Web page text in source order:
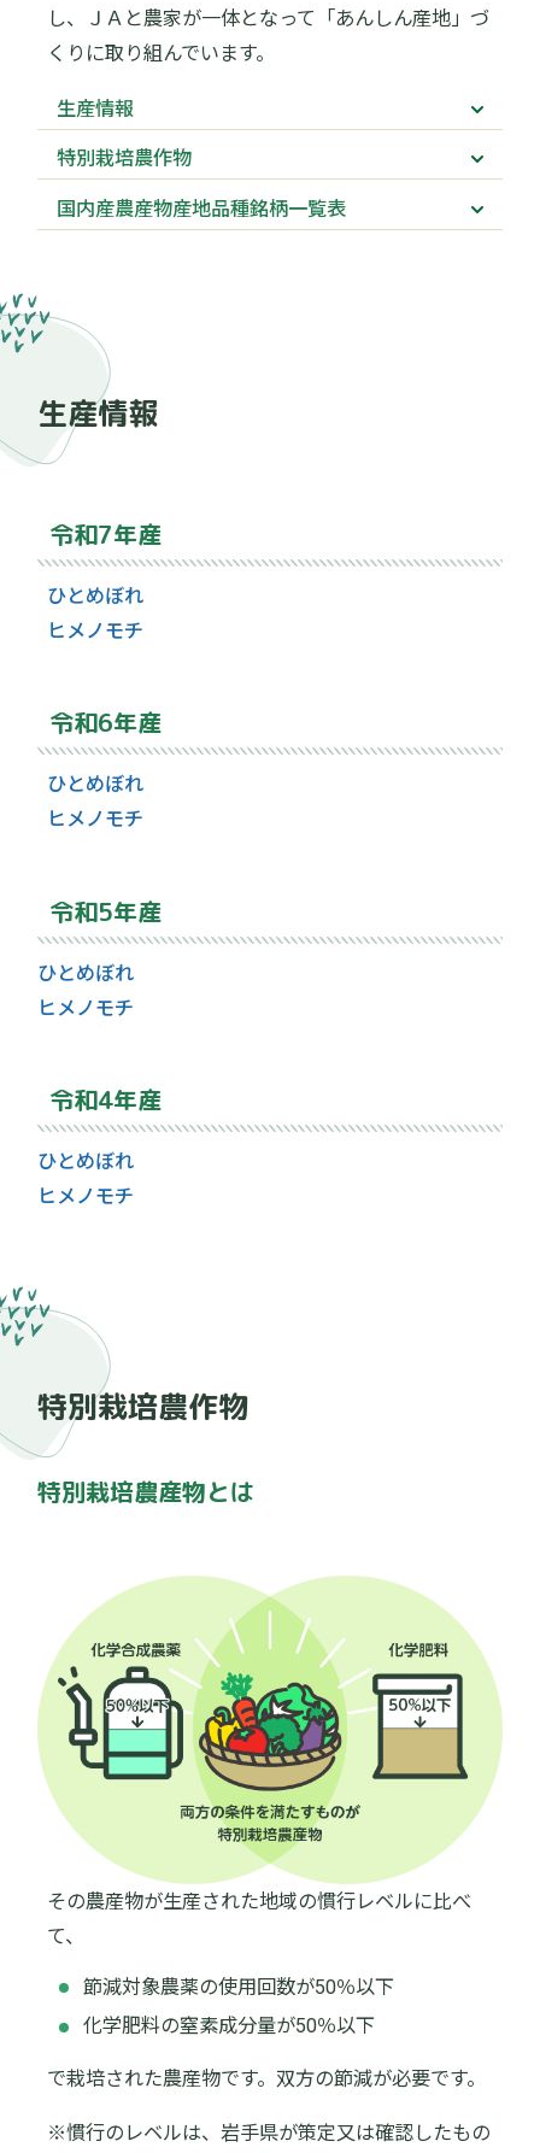
し、ＪＡと農家が一体となって「あんしん産地」づ
くりに取り組んでいます。
生産情報
特別栽培農作物
国内産農産物産地品種銘柄一覧表
生産情報
令和7年産
ひとめぼれ
ヒメノモチ
令和6年産
ひとめぼれ
ヒメノモチ
令和5年産
ひとめぼれ
ヒメノモチ
令和4年産
ひとめぼれ
ヒメノモチ
特別栽培農作物
特別栽培農産物とは
その農産物が生産された地域の慣行レベルに比べ
て、
節減対象農薬の使用回数が50％以下
化学肥料の窒素成分量が50％以下
で栽培された農産物です。双方の節減が必要です。
※慣行のレベルは、岩手県が策定又は確認したもの